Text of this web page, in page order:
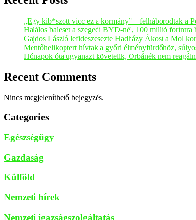
„Egy kib*szott vicc ez a kormány” – felháborodtak a
Halálos baleset a szegedi BYD-nél, 100 millió forintra
Gajdos László lefideszesezte Hadházy Ákost a Mol
Mentőhelikoptert hívtak a győri élményfürdőhöz,
Hónapok óta ugyanazt követelik, Orbánék nem
Recent Comments
Nincs megjeleníthető bejegyzés.
Categories
Egészségügy
Gazdaság
Külföld
Nemzeti hírek
Nemzeti igazságszolgáltatás